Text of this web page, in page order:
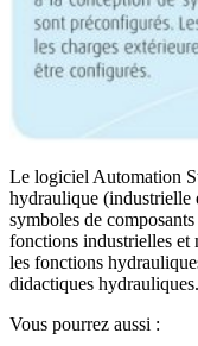
Le logiciel Automation
hydraulique (industrielle
symboles de
fonctions industrielles et
les fonctions
didactiques hydrauliques.
Vous pourrez aussi :